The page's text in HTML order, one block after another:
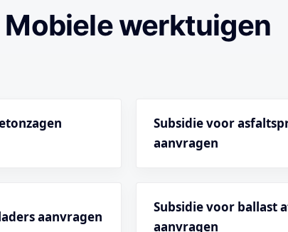
werktuigen
Subsidie voor
aanvragen
aanvragen
Subsidie voor ballast
aanvragen